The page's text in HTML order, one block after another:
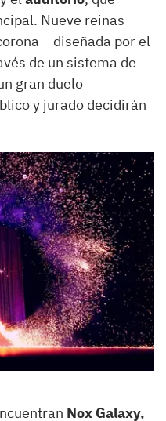
Nueve reinas
—diseñada por el
de un sistema de
gran duelo
y jurado decidirán
Nox Galaxy,